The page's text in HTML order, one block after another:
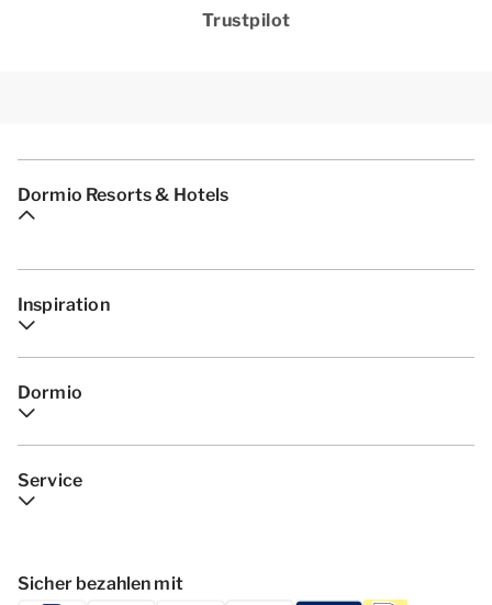
Trustpilot
Dormio Resorts & Hotels
Inspiration
Dormio
Service
Sicher bezahlen mit